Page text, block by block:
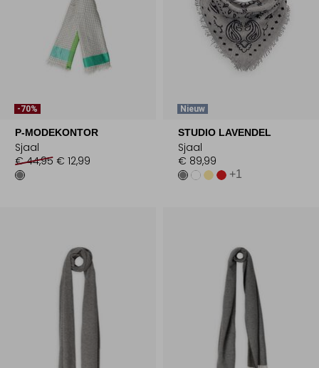
-70%
P-MODEKONTOR
Sjaal
€ 44,95 € 12,99
Nieuw
STUDIO LAVENDEL
Sjaal
€ 89,99
+1